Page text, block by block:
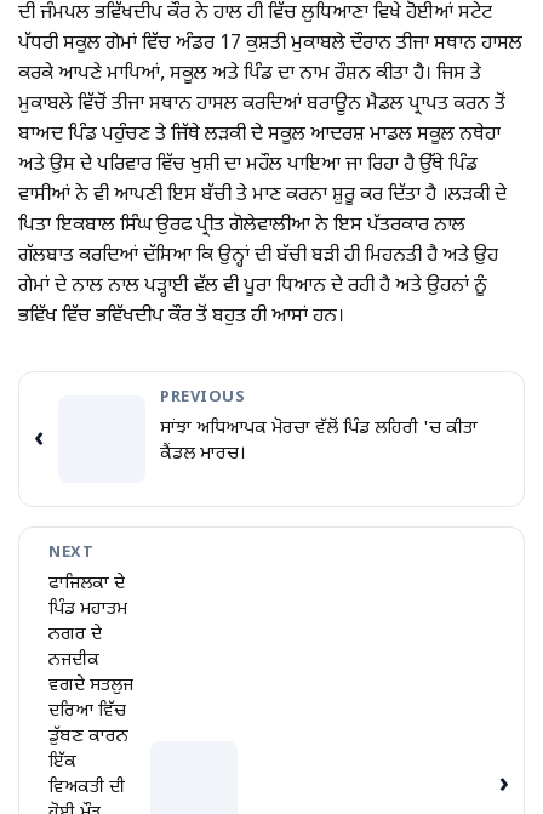
ਦੀ ਜੰਮਪਲ ਭਵਿੱਖਦੀਪ ਕੌਰ ਨੇ ਹਾਲ ਹੀ ਵਿੱਚ ਲੁਧਿਆਣਾ ਵਿਖੇ ਹੋਈਆਂ ਸਟੇਟ
ਪੱਧਰੀ ਸਕੂਲ ਗੇਮਾਂ ਵਿੱਚ ਅੰਡਰ 17 ਕੁਸ਼ਤੀ ਮੁਕਾਬਲੇ ਦੌਰਾਨ ਤੀਜਾ ਸਥਾਨ ਹਾਸਲ
ਕਰਕੇ ਆਪਣੇ ਮਾਪਿਆਂ, ਸਕੂਲ ਅਤੇ ਪਿੰਡ ਦਾ ਨਾਮ ਰੌਸ਼ਨ ਕੀਤਾ ਹੈ। ਜਿਸ ਤੇ
ਮੁਕਾਬਲੇ ਵਿੱਚੋਂ ਤੀਜਾ ਸਥਾਨ ਹਾਸਲ ਕਰਦਿਆਂ ਬਰਾਊਨ ਮੈਡਲ ਪ੍ਰਾਪਤ ਕਰਨ ਤੋਂ
ਬਾਅਦ ਪਿੰਡ ਪਹੁੰਚਣ ਤੇ ਜਿੱਥੇ ਲੜਕੀ ਦੇ ਸਕੂਲ ਆਦਰਸ਼ ਮਾਡਲ ਸਕੂਲ ਨਥੇਹਾ
ਅਤੇ ਉਸ ਦੇ ਪਰਿਵਾਰ ਵਿੱਚ ਖੁਸ਼ੀ ਦਾ ਮਹੌਲ ਪਾਇਆ ਜਾ ਰਿਹਾ ਹੈ ਉੱਥੇ ਪਿੰਡ
ਵਾਸੀਆਂ ਨੇ ਵੀ ਆਪਣੀ ਇਸ ਬੱਚੀ ਤੇ ਮਾਣ ਕਰਨਾ ਸ਼ੁਰੂ ਕਰ ਦਿੱਤਾ ਹੈ ।ਲੜਕੀ ਦੇ
ਪਿਤਾ ਇਕਬਾਲ ਸਿੰਘ ਉਰਫ ਪ੍ਰੀਤ ਗੋਲੇਵਾਲੀਆ ਨੇ ਇਸ ਪੱਤਰਕਾਰ ਨਾਲ
ਗੱਲਬਾਤ ਕਰਦਿਆਂ ਦੱਸਿਆ ਕਿ ਉਨ੍ਹਾਂ ਦੀ ਬੱਚੀ ਬੜੀ ਹੀ ਮਿਹਨਤੀ ਹੈ ਅਤੇ ਉਹ
ਗੇਮਾਂ ਦੇ ਨਾਲ ਨਾਲ ਪੜ੍ਹਾਈ ਵੱਲ ਵੀ ਪੂਰਾ ਧਿਆਨ ਦੇ ਰਹੀ ਹੈ ਅਤੇ ਉਹਨਾਂ ਨੂੰ
ਭਵਿੱਖ ਵਿੱਚ ਭਵਿੱਖਦੀਪ ਕੌਰ ਤੋਂ ਬਹੁਤ ਹੀ ਆਸਾਂ ਹਨ।
‹
PREVIOUS
ਸਾਂਝਾ ਅਧਿਆਪਕ ਮੋਰਚਾ ਵੱਲੋਂ ਪਿੰਡ ਲਹਿਰੀ 'ਚ ਕੀਤਾ
ਕੈਂਡਲ ਮਾਰਚ।
NEXT
ਫਾਜਿਲਕਾ ਦੇ
ਪਿੰਡ ਮਹਾਤਮ
ਨਗਰ ਦੇ
ਨਜਦੀਕ
ਵਗਦੇ ਸਤਲੁਜ
ਦਰਿਆ ਵਿੱਚ
ਡੁੱਬਣ ਕਾਰਨ
ਇੱਕ
ਵਿਅਕਤੀ ਦੀ
›